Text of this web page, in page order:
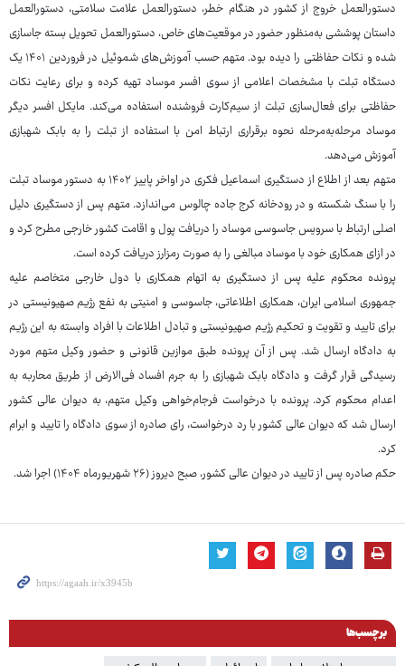
دستورالعمل خروج از کشور در هنگام خطر، دستورالعمل علامت سلامتی، دستورالعمل
داستان پوششی به‌منظور حضور در موقعیت‌های خاص، دستورالعمل تحویل بسته جاسازی
شده و نکات حفاظتی را دیده بود. متهم حسب آموزش‌های شموئیل در فروردین ۱۴۰۱ یک
دستگاه تبلت با مشخصات اعلامی از سوی افسر موساد تهیه کرده و برای رعایت نکات
حفاظتی برای فعال‌سازی تبلت از سیم‌کارت فروشنده استفاده می‌کند. مایکل افسر دیگر
موساد مرحله‌به‌مرحله نحوه برقراری ارتباط امن با استفاده از تبلت را به بابک شهبازی
آموزش می‌دهد.
متهم بعد از اطلاع از دستگیری اسماعیل فکری در اواخر پاییز ۱۴۰۲ به دستور موساد تبلت
را با سنگ شکسته و در رودخانه کرج جاده چالوس می‌اندازد. متهم پس از دستگیری دلیل
اصلی ارتباط با سرویس جاسوسی موساد را دریافت پول و اقامت کشور خارجی مطرح کرد و
در ازای همکاری خود با موساد مبالغی را به صورت رمزارز دریافت کرده است.
پرونده محکوم علیه پس از دستگیری به اتهام همکاری با دول خارجی متخاصم علیه
جمهوری اسلامی ایران، همکاری اطلاعاتی، جاسوسی و امنیتی به نفع رژیم صهیونیستی در
برای تایید و تقویت و تحکیم رژیم صهیونیستی و تبادل اطلاعات با افراد وابسته به این رژیم
به دادگاه ارسال شد. پس از آن پرونده طبق موازین قانونی و حضور وکیل متهم مورد
رسیدگی قرار گرفت و دادگاه بابک شهبازی را به جرم افساد فی‌الارض از طریق محاربه به
اعدام محکوم کرد. پرونده با درخواست فرجام‌خواهی وکیل متهم، به دیوان عالی کشور
ارسال شد که دیوان عالی کشور با رد درخواست، رای صادره از سوی دادگاه را تایید و ابرام
کرد.
حکم صادره پس از تایید در دیوان عالی کشور، صبح دیروز (۲۶ شهریورماه ۱۴۰۴) اجرا شد.
برچسب‌ها